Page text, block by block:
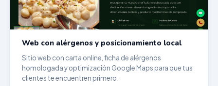
Web con alérgenos y posicionamiento local
Sitio web con carta online, ficha de alérgenos
homologada y optimización Google Maps para que tus
clientes te encuentren primero.